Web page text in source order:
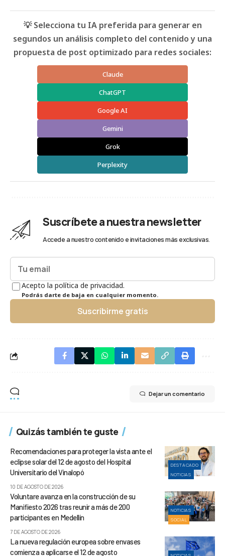
💡 Selecciona tu IA preferida para generar en
segundos un análisis completo del contenido y una
propuesta de post optimizado para redes sociales:
Claude
ChatGPT
Google AI
Gemini
Grok
Perplexity
Suscríbete a nuestra newsletter
Accede a nuestro contenido e invitaciones más exclusivas.
Acepto la política de privacidad.
Podrás darte de baja en cualquier momento.
Suscribirme gratis
Dejar un comentario
Quizás también te guste
DESTACADO
NOTICIAS
Recomendaciones para proteger la vista ante el
eclipse solar del 12 de agosto del Hospital
Universitario del Vinalopó
10 DE AGOSTO DE 2026
NOTICIAS
SOCIAL
Voluntare avanza en la construcción de su
Manifiesto 2026 tras reunir a más de 200
participantes en Medellín
7 DE AGOSTO DE 2026
La nueva regulación europea sobre envases
comienza a aplicarse el 12 de agosto